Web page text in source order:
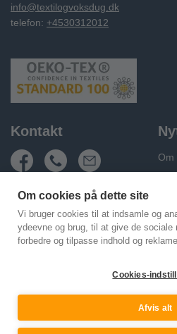
info@textilogvoksdug.dk
telefon: +4530312012
Kontakt
Om
Om cookies på dette site
Vi bruger cookies til at indsamle og
ydeevne og brug, til at give de sociale
forbedre og tilpasse indhold og
Cookies-
Afvis alt